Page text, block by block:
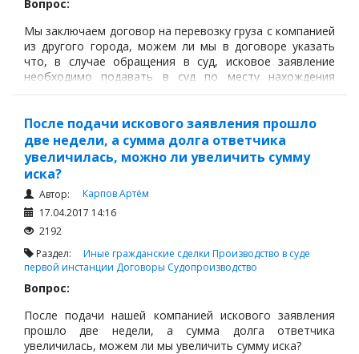
Вопрос:
Мы заключаем договор на перевозку груза с компанией
из другого города, можем ли мы в договоре указать
что, в случае обращения в суд, исковое заявление
необходимо подавать в суд по месту нахождения
нашей компании?
Ответ:
Стороны могут по соглашению между собой
После подачи искового заявления прошло
две недели, а сумма долга ответчика
увеличилась, можно ли увеличить сумму
иска?
Автор:
Карпов Артём
17.04.2017 14:16
2192
Раздел: Иные гражданские сделки Производство в суде
первой инстанции Договоры Судопроизводство
Вопрос:
После подачи нашей компанией искового заявления
прошло две недели, а сумма долга ответчика
увеличилась, можем ли мы увеличить сумму иска?